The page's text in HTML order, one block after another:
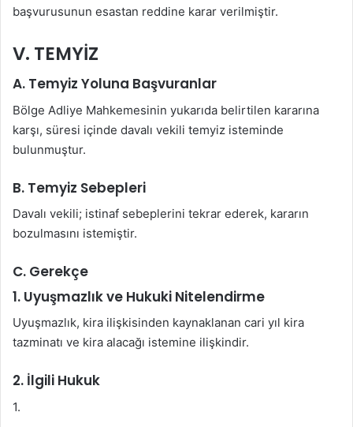
başvurusunun esastan reddine karar verilmiştir.
V. TEMYİZ
A. Temyiz Yoluna Başvuranlar
Bölge Adliye Mahkemesinin yukarıda belirtilen kararına
karşı, süresi içinde davalı vekili temyiz isteminde
bulunmuştur.
B. Temyiz Sebepleri
Davalı vekili; istinaf sebeplerini tekrar ederek, kararın
bozulmasını istemiştir.
C. Gerekçe
1. Uyuşmazlık ve Hukuki Nitelendirme
Uyuşmazlık, kira ilişkisinden kaynaklanan cari yıl kira
tazminatı ve kira alacağı istemine ilişkindir.
2. İlgili Hukuk
1.